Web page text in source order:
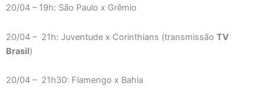
20/04 – 19h: São Paulo x Grêmio
20/04 – 21h: Juventude x Corinthians (transmissão TV
Brasil)
20/04 – 21h30: Flamengo x Bahia